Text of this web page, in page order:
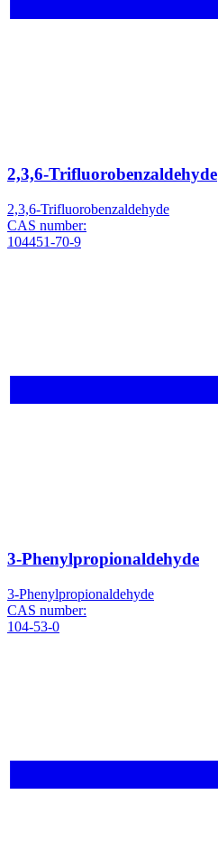
2,3,6-Trifluorobenzaldehyde
2,3,6-Trifluorobenzaldehyde
CAS number:
104451-70-9
3-Phenylpropionaldehyde
3-Phenylpropionaldehyde
CAS number:
104-53-0